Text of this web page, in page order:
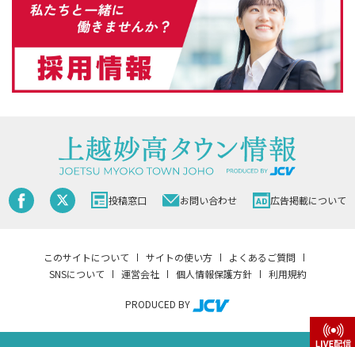
投稿窓口 お問い合わせ 広告掲載について
このサイトについて サイトの使い方
よくあるご質問
SNSについて
運営会社 個人情報保護方針 利用規約
PRODUCED BY